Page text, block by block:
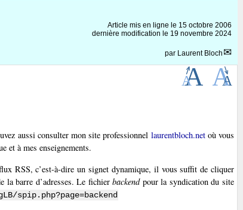
Article mis en ligne le 15 octobre 2006
dernière modification le 19 novembre 2024
par Laurent Bloch
aussi consulter mon site professionnel laurentbloch.netoù vous
et à mes enseignements.
RSS, c’est-à-dire un signet dynamique, il vous suffit de cliquer
la barre d’adresses. Le fichierbackendpour la syndication du site
spip.php?page=backend